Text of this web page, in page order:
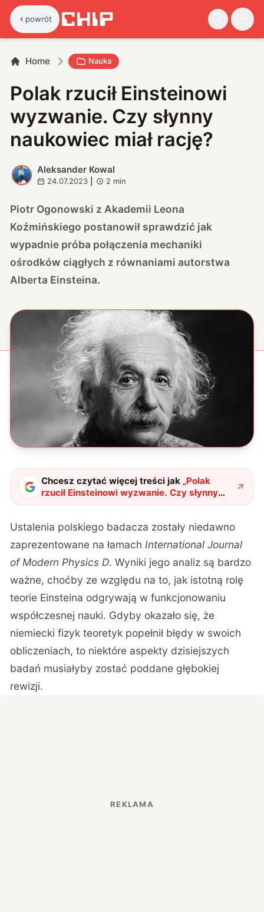
powrót
Home Nauka
Polak rzucił Einsteinowi
wyzwanie. Czy słynny
naukowiec miał rację?
A
Aleksander Kowal
24.07.2023 2 min
Piotr Ogonowski z Akademii Leona
Koźmińskiego postanowił sprawdzić jak
wypadnie próba połączenia mechaniki
ośrodków ciągłych z równaniami autorstwa
Alberta Einsteina.
Chcesz czytać więcej treści jak „Polak
rzucił Einsteinowi wyzwanie. Czy słynny
naukowiec miał rację?"?
Ustalenia polskiego badacza zostały niedawno
zaprezentowane na łamach International Journal
of Modern Physics D. Wyniki jego analiz są bardzo
ważne, choćby ze względu na to, jak istotną rolę
teorie Einsteina odgrywają w funkcjonowaniu
współczesnej nauki. Gdyby okazało się, że
niemiecki fizyk teoretyk popełnił błędy w swoich
obliczeniach, to niektóre aspekty dzisiejszych
badań musiałyby zostać poddane głębokiej
rewizji.